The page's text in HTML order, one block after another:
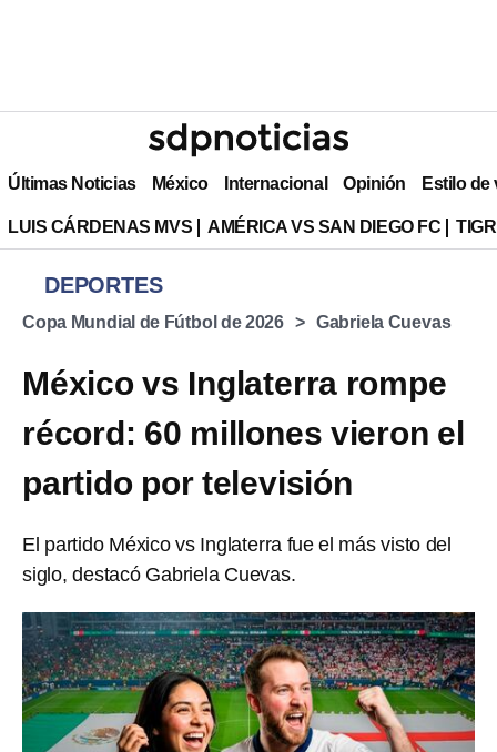
Últimas Noticias México Internacional Opinión Estilo de
LUIS CÁRDENAS MVS AMÉRICA VS SAN DIEGO FC
DEPORTES
Copa Mundial de Fútbol de 2026 Gabriela Cuevas
México vs Inglaterra rompe
récord: 60 millones vieron el
partido por televisión
El partido México vs Inglaterra fue el más visto del
siglo, destacó Gabriela Cuevas.